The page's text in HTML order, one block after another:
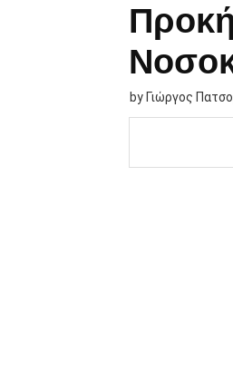
by Γιώργος